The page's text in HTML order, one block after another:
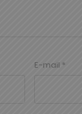
E-mail *